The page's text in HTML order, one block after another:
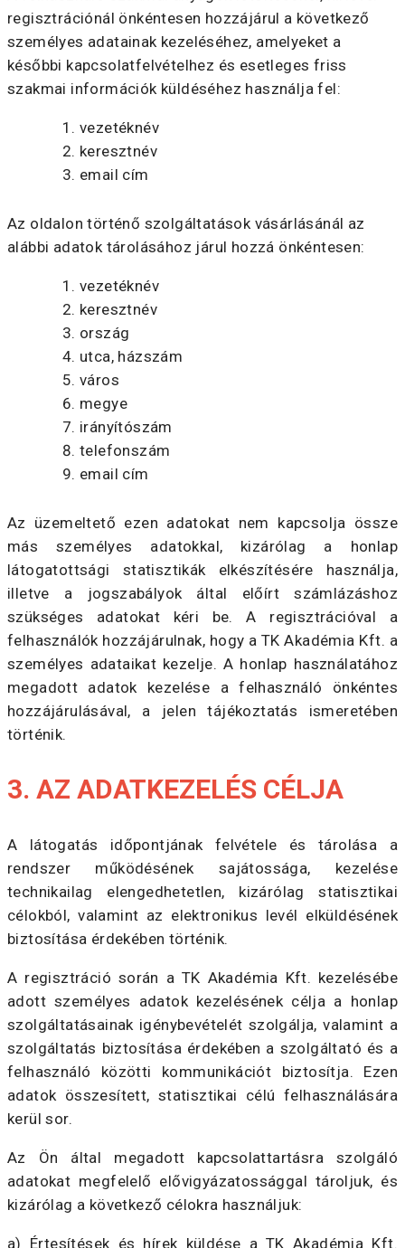
regisztrációnál önkéntesen hozzájárul a következő
személyes adatainak kezeléséhez, amelyeket a
későbbi kapcsolatfelvételhez és esetleges friss
szakmai információk küldéséhez használja fel:
vezetéknév
keresztnév
email cím
Az oldalon történő szolgáltatások vásárlásánál az
alábbi adatok tárolásához járul hozzá önkéntesen:
vezetéknév
keresztnév
ország
utca, házszám
város
megye
irányítószám
telefonszám
email cím
Az üzemeltető ezen adatokat nem kapcsolja össze
más személyes adatokkal, kizárólag a honlap
látogatottsági statisztikák elkészítésére használja,
illetve a jogszabályok által előírt számlázáshoz
szükséges adatokat kéri be. A regisztrációval a
felhasználók hozzájárulnak, hogy a TK Akadémia Kft. a
személyes adataikat kezelje. A honlap használatához
megadott adatok kezelése a felhasználó önkéntes
hozzájárulásával, a jelen tájékoztatás ismeretében
történik.
3. AZ ADATKEZELÉS CÉLJA
A látogatás időpontjának felvétele és tárolása a
rendszer működésének sajátossága, kezelése
technikailag elengedhetetlen, kizárólag statisztikai
célokból, valamint az elektronikus levél elküldésének
biztosítása érdekében történik.
A regisztráció során a TK Akadémia Kft. kezelésébe
adott személyes adatok kezelésének célja a honlap
szolgáltatásainak igénybevételét szolgálja, valamint a
szolgáltatás biztosítása érdekében a szolgáltató és a
felhasználó közötti kommunikációt biztosítja. Ezen
adatok összesített, statisztikai célú felhasználására
kerül sor.
Az Ön által megadott kapcsolattartásra szolgáló
adatokat megfelelő elővigyázatossággal tároljuk, és
kizárólag a következő célokra használjuk:
a) Értesítések és hírek küldése a TK Akadémia Kft.